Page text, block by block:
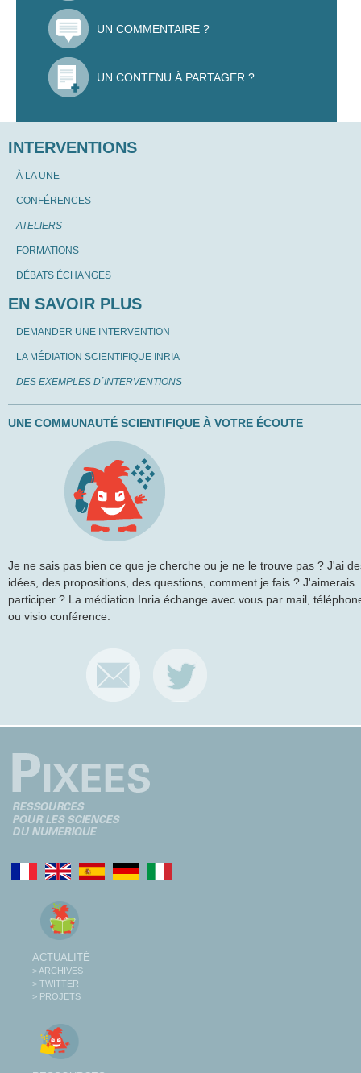
UN COMMENTAIRE ?
UN CONTENU À PARTAGER ?
INTERVENTIONS
À LA UNE
CONFÉRENCES
ATELIERS
FORMATIONS
DÉBATS ÉCHANGES
EN SAVOIR PLUS
DEMANDER UNE INTERVENTION
LA MÉDIATION SCIENTIFIQUE INRIA
DES EXEMPLES D´INTERVENTIONS
UNE COMMUNAUTÉ SCIENTIFIQUE À VOTRE ÉCOUTE
Je ne sais pas bien ce que je cherche ou je ne le trouve pas ? J'ai
idées, des propositions, des questions, comment je fais ? J'aimerais
participer ? La médiation Inria échange avec vous par mail,
ou visio conférence.
ACTUALITÉ
> ARCHIVES
> TWITTER
> PROJETS